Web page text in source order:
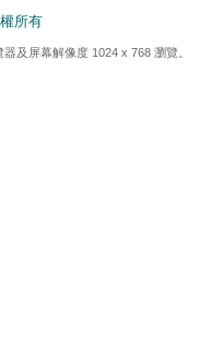
所有
及屏幕解像度 1024 x 768 瀏覽。